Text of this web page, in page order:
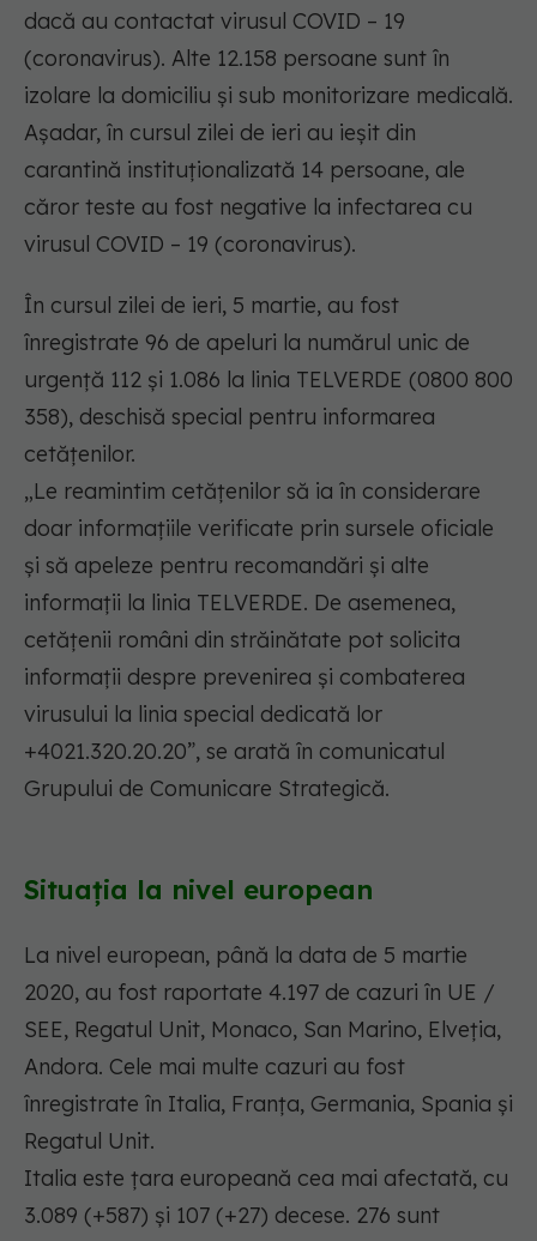
dacă au contactat virusul COVID – 19
(coronavirus). Alte 12.158 persoane sunt în
izolare la domiciliu și sub monitorizare medicală.
Așadar, în cursul zilei de ieri au ieșit din
carantină instituționalizată 14 persoane, ale
căror teste au fost negative la infectarea cu
virusul COVID – 19 (coronavirus).
În cursul zilei de ieri, 5 martie, au fost
înregistrate 96 de apeluri la numărul unic de
urgență 112 și 1.086 la linia TELVERDE (0800 800
358), deschisă special pentru informarea
cetățenilor.
„Le reamintim cetățenilor să ia în considerare
doar informațiile verificate prin sursele oficiale
și să apeleze pentru recomandări și alte
informații la linia TELVERDE. De asemenea,
cetățenii români din străinătate pot solicita
informații despre prevenirea și combaterea
virusului la linia special dedicată lor
+4021.320.20.20”, se arată în comunicatul
Grupului de Comunicare Strategică.
Situația la nivel european
La nivel european, până la data de 5 martie
2020, au fost raportate 4.197 de cazuri în UE /
SEE, Regatul Unit, Monaco, San Marino, Elveția,
Andora. Cele mai multe cazuri au fost
înregistrate în Italia, Franţa, Germania, Spania și
Regatul Unit.
Italia este țara europeană cea mai afectată, cu
3.089 (+587) și 107 (+27) decese. 276 sunt